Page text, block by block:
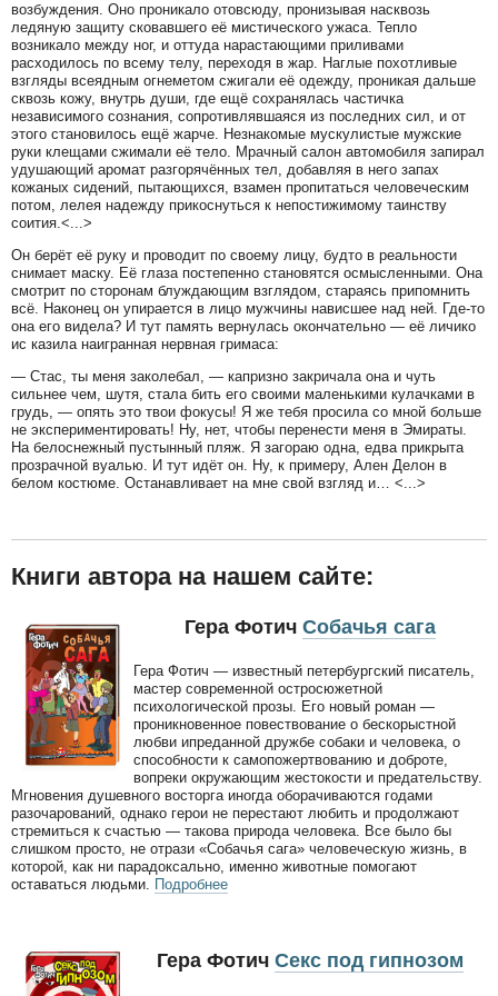
возбуждения. Оно проникало отовсюду, пронизывая насквозь
ледяную защиту сковавшего её мистического ужаса. Тепло
возникало между ног, и оттуда нарастающими приливами
расходилось по всему телу, переходя в жар. Наглые похотливые
взгляды всеядным огнеметом сжигали её одежду, проникая дальше
сквозь кожу, внутрь души, где ещё сохранялась частичка
независимого сознания, сопротивлявшаяся из последних сил, и от
этого становилось ещё жарче. Незнакомые мускулистые мужские
руки клещами сжимали её тело. Мрачный салон автомобиля запирал
удушающий аромат разгорячённых тел, добавляя в него запах
кожаных сидений, пытающихся, взамен пропитаться человеческим
потом, лелея надежду прикоснуться к непостижимому таинству
соития.<...>
Он берёт её руку и проводит по своему лицу, будто в реальности
снимает маску. Её глаза постепенно становятся осмысленными. Она
смотрит по сторонам блуждающим взглядом, стараясь припомнить
всё. Наконец он упирается в лицо мужчины нависшее над ней. Где-то
она его видела? И тут память вернулась окончательно — её личико
ис казила наигранная нервная гримаса:
— Стас, ты меня заколебал, — капризно закричала она и чуть
сильнее чем, шутя, стала бить его своими маленькими кулачками в
грудь, — опять это твои фокусы! Я же тебя просила со мной больше
не экспериментировать! Ну, нет, чтобы перенести меня в Эмираты.
На белоснежный пустынный пляж. Я загораю одна, едва прикрыта
прозрачной вуалью. И тут идёт он. Ну, к примеру, Ален Делон в
белом костюме. Останавливает на мне свой взгляд и… <...>
Книги автора на нашем сайте:
Гера Фотич Собачья сага
Гера Фотич — известный петербургский писатель,
мастер современной остросюжетной
психологической прозы. Его новый роман —
проникновенное повествование о бескорыстной
любви ипреданной дружбе собаки и человека, о
способности к самопожертвованию и доброте,
вопреки окружающим жестокости и предательству.
Мгновения душевного восторга иногда оборачиваются годами
разочарований, однако герои не перестают любить и продолжают
стремиться к счастью — такова природа человека. Все было бы
слишком просто, не отрази «Собачья сага» человеческую жизнь, в
которой, как ни парадоксально, именно животные помогают
оставаться людьми. Подробнее
Гера Фотич Секс под гипнозом